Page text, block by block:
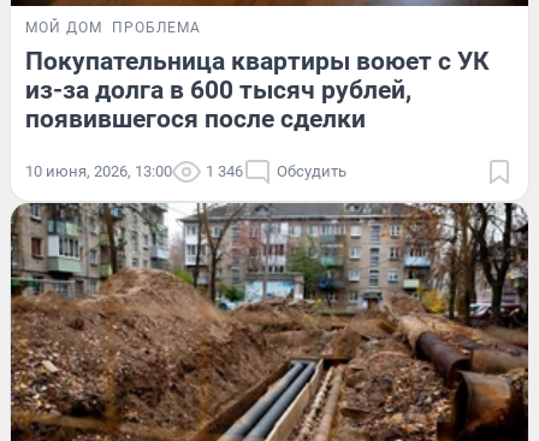
МОЙ ДОМ ПРОБЛЕМА
Покупательница квартиры воюет с УК
из-за долга в 600 тысяч рублей,
появившегося после сделки
10 июня, 2026, 13:00 1 346 Обсудить